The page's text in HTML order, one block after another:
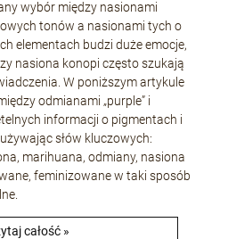
wybór między nasionami
tonów a nasionami tych o
elementach budzi duże emocje,
nasiona konopi często szukają
W poniższym artykule
odmianami „purple” i
informacji o pigmentach i
słów kluczowych:
marihuana, odmiany, nasiona
feminizowane w taki sposób
całość »